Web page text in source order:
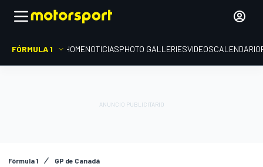
FÓRMULA 1 HOMENOTICIASPHOTO GALLERIESVIDEOSCALENDARIO
Fórmula 1 GP de Canadá